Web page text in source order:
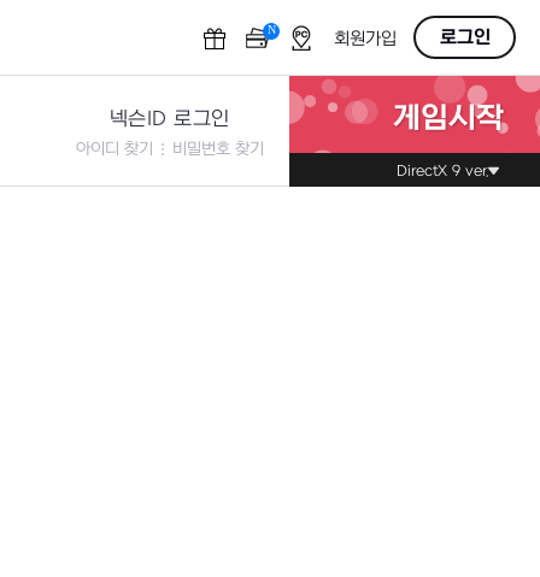
N OFF회원가입 로그인
넥슨ID 로그인
아이디 찾기 비밀번호 찾기
게임시작
DirectX 9 ver.